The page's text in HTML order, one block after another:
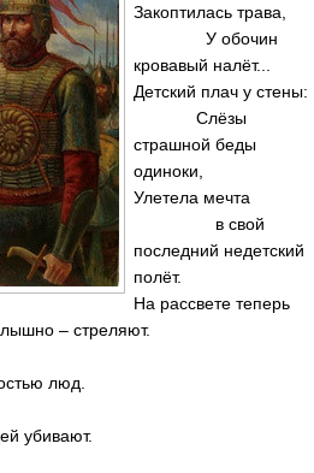
Закоптилась трава,
У обочин
кровавый налёт...
Детский плач у стены:
Слёзы
страшной беды
одиноки,
Улетела мечта
в свой
последний недетский
полёт.
На рассвете теперь
– стреляют.
люд.